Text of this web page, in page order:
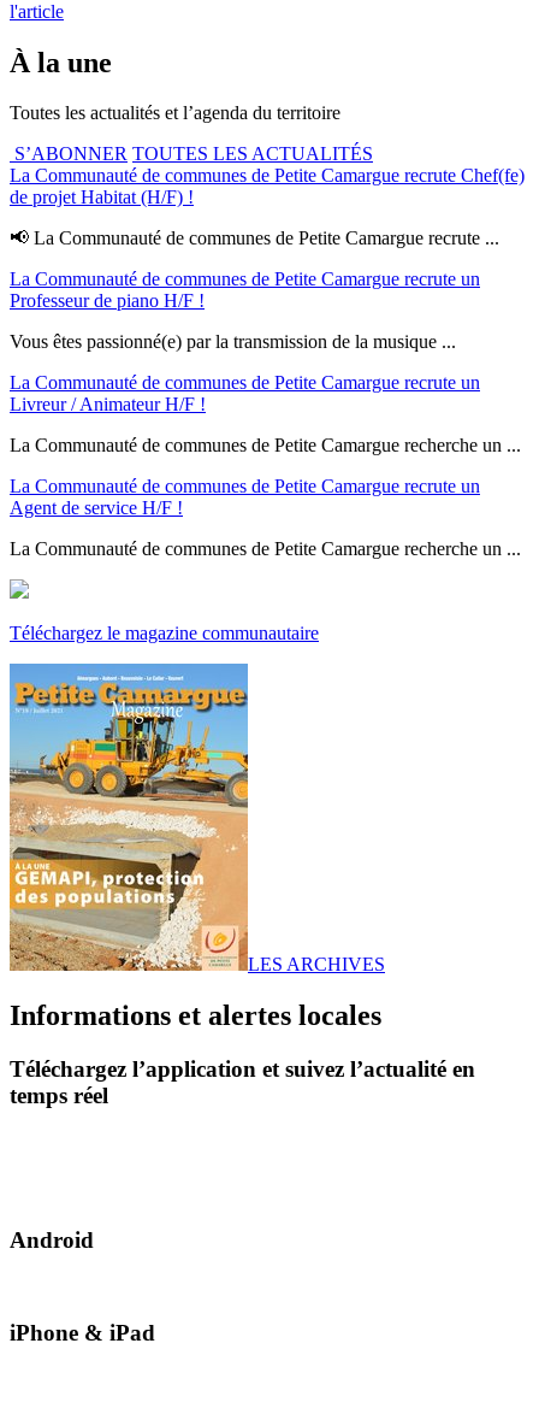
l'article
À la une
Toutes les actualités et l’agenda du territoire
S’ABONNER TOUTES LES ACTUALITÉS
La Communauté de communes de Petite Camargue recrute Chef(fe)
de projet Habitat (H/F) !
📢 La Communauté de communes de Petite Camargue recrute ...
La Communauté de communes de Petite Camargue recrute un
Professeur de piano H/F !
Vous êtes passionné(e) par la transmission de la musique ...
La Communauté de communes de Petite Camargue recrute un
Livreur / Animateur H/F !
La Communauté de communes de Petite Camargue recherche un ...
La Communauté de communes de Petite Camargue recrute un
Agent de service H/F !
La Communauté de communes de Petite Camargue recherche un ...
Téléchargez le magazine communautaire
LES ARCHIVES
Informations et alertes locales
Téléchargez l’application et suivez l’actualité en
temps réel
Android
iPhone & iPad